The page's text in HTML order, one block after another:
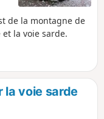
de la montagne de
la voie sarde.
la voie sarde